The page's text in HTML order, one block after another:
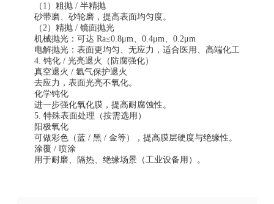
（1）粗抛 / 半精抛
砂带磨、砂轮磨，提高表面均匀度。
（2）精抛 / 镜面抛光
机械抛光：可达 Ra≤0.8μm、0.4μm、0.2μm
电解抛光：表面更均匀、无应力，适合医用、高端化工
4. 钝化 / 光亮退火（防腐强化）
真空退火 / 氩气保护退火
去应力，表面光亮不氧化。
化学钝化
进一步强化氧化膜，提高耐腐蚀性。
5. 特殊表面处理（按需选用）
阳极氧化
可做彩色（蓝 / 黑 / 金等），提高膜层硬度与绝缘性。
涂覆 / 喷涂
用于耐磨、隔热、绝缘场景（工业设备用）。